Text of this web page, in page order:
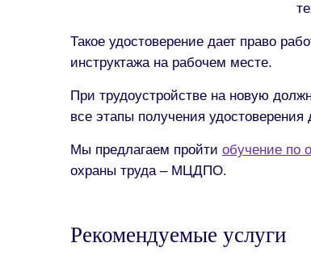
Такое удостоверение дает право
инструктажа на рабочем месте.
При трудоустройстве на новую
все этапы получения
Мы предлагаем пройти обучение по
охраны труда – МЦДПО.
Рекомендуемые услуги